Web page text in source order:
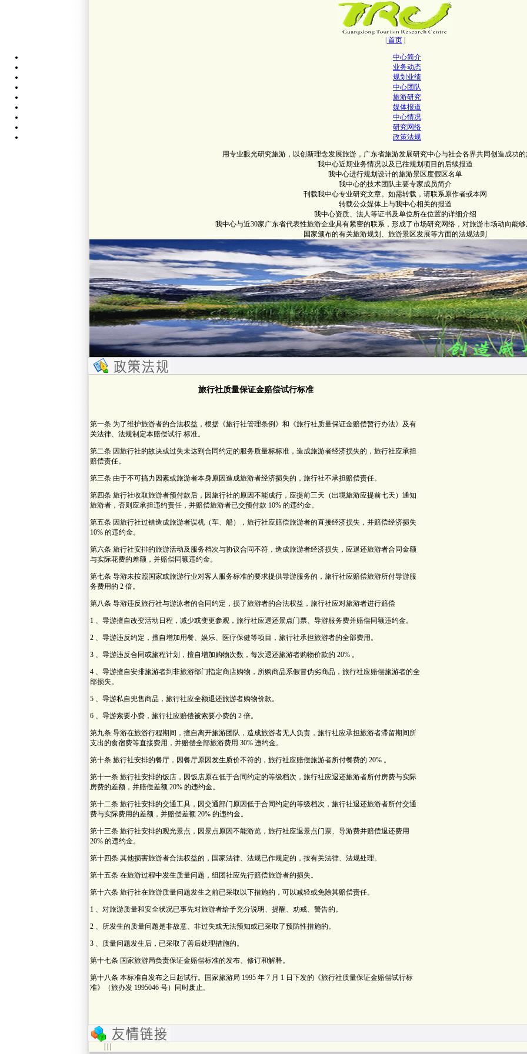
| 首页
中心简介
业务动态
规划业绩
中心团队
旅游研究
媒体报道
中心情况
研究网络
政策法规
用专业眼光研究旅游，以创新理念发展旅游，广东省旅游发展研究中心与社会各界共同创造成功
我中心近期业务情况以及已往规划项目的后续报道
我中心进行规划设计的旅游景区度假区名单
我中心的技术团队主要专家成员简介
刊载我中心专业研究文章。如需转载，请联系原作者或本网
转载公众媒体上与我中心相关的报道
我中心资质、法人等证书及单位所在位置的详细介绍
我中心与近30家广东省代表性旅游企业具有紧密的联系，形成了市场研究网络，对旅游市场动向能
国家颁布的有关旅游规划、旅游景区发展等方面的法规法则
旅行社质量保证金赔偿试行标准
第一条 为了维护旅游者的合法权益，根据《旅行社管理条例》和《旅行社质量保证金赔偿暂行办法》及有
关法律、法规制定本赔偿试行 标准。
第二条 因旅行社的故决或过失未达到合同约定的服务质量标标准，造成旅游者经济损失的，旅行社应承担
赔偿责任。
第三条 由于不可搞力因素或旅游者本身原因造成旅游者经济损失的，旅行社不承担赔偿责任。
第四条 旅行社收取旅游者预付款后，因旅行社的原因不能成行，应提前三天（出境旅游应提前七天）通知
旅游者，否则应承担违约责任，并赔偿旅游者已交预付款 10% 的违约金。
第五条 因旅行社过错造成旅游者误机（车、船），旅行社应赔偿旅游者的直接经济损失，并赔偿经济损失
10% 的违约金。
第六条 旅行社安排的旅游活动及服务档次与协议合同不符，造成旅游者经济损失，应退还旅游者合同金额
与实际花费的差额，并赔偿同额违约金。
第七条 导游未按照国家或旅游行业对客人服务标准的要求提供导游服务的，旅行社应赔偿旅游所付导游服
务费用的 2 倍。
第八条 导游违反旅行社与游泳者的合同约定，损了旅游者的合法权益，旅行社应对旅游者进行赔偿
1 、导游擅自改变活动日程，减少或变更参观，旅行社应退还景点门票、导游服务费并赔偿同额违约金。
2 、导游违反约定，擅自增加用餐、娱乐、医疗保健等项目，旅行社承担旅游者的全部费用。
3 、导游违反合同或旅程计划，擅自增加购物次数，每次退还旅游者购物价款的 20% 。
4 、导游擅自安排旅游者到非旅游部门指定商店购物，所购商品系假冒伪劣商品，旅行社应赔偿旅游者的全
部损失。
5 、导游私自兜售商品，旅行社应全额退还旅游者购物价款。
6 、导游索要小费，旅行社应赔偿被索要小费的 2 倍。
第九条 导游在旅游行程期间，擅自离开旅游团队，造成旅游者无人负责，旅行社应承担旅游者滞留期间所
支出的食宿费等直接费用，并赔偿全部旅游费用 30% 违约金。
第十条 旅行社安排的餐厅，因餐厅原因发生质价不符的，旅行社应赔偿旅游者所付餐费的 20% 。
第十一条 旅行社安排的饭店，因饭店原在低于合同约定的等级档次，旅行社应退还旅游者所付房费与实际
房费的差额，并赔偿差额 20% 的违约金。
第十二条 旅行社安排的交通工具，因交通部门原因低于合同约定的等级档次，旅行社退还旅游者所付交通
费与实际费用的差额，并赔偿差额 20% 的违约金。
第十三条 旅行社安排的观光景点，因景点原因不能游览，旅行社应退景点门票、导游费并赔偿退还费用
20% 的违约金。
第十四条 其他损害旅游者合法权益的，国家法律、法规已作规定的，按有关法律、法规处理。
第十五条 在旅游过程中发生质量问题，组团社应先行赔偿旅游者的损失。
第十六条 旅行社在旅游质量问题发生之前已采取以下措施的，可以减轻或免除其赔偿责任。
1 、对旅游质量和安全状况已事先对旅游者给予充分说明、提醒、劝戒、警告的。
2 、所发生的质量问题是非故意、非过失或无法预知或已采取了预防性措施的。
3 、质量问题发生后，已采取了善后处理措施的。
第十七条 国家旅游局负责保证金赔偿标准的发布、修订和解释。
第十八条 本标准自发布之日起试行。国家旅游局 1995 年 7 月 1 日下发的《旅行社质量保证金赔偿试行标
准》（旅办发 1995046 号）同时废止。